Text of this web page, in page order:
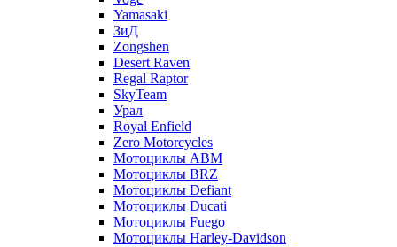
Yamasaki
ЗиД
Zongshen
Desert Raven
Regal Raptor
SkyTeam
Урал
Royal Enfield
Zero Motorcycles
Мотоциклы ABM
Мотоциклы BRZ
Мотоциклы Defiant
Мотоциклы Ducati
Мотоциклы Fuego
Мотоциклы Harley-Davidson